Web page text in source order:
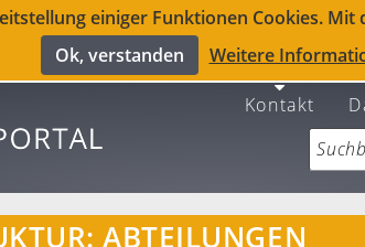
einiger Funktionen Cookies.
Ok, verstanden
Weitere
Kontakt
ABTEILUNGEN